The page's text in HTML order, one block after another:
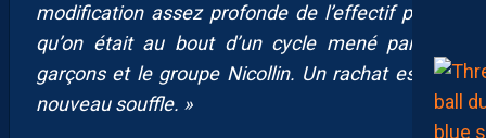
modification assez profonde de l’effectif parce
qu’on était au bout d’un cycle mené par les
garçons et le groupe Nicollin. Un rachat est un
nouveau souffle. »